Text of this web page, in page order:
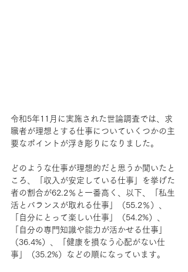
令和5年11月に実施された世論調査では、求
職者が理想とする仕事についていくつかの主
要なポイントが浮き彫りになりました。
どのような仕事が理想的だと思うか聞いたと
ころ、「収入が安定している仕事」を挙げた
者の割合が62.2％と一番高く、以下、「私生
活とバランスが取れる仕事」（55.2％）、
「自分にとって楽しい仕事」（54.2%）、
「自分の専門知識や能力が活かせる仕事」
（36.4%）、「健康を損なう心配がない仕
事」（35.2%）などの順になっています。